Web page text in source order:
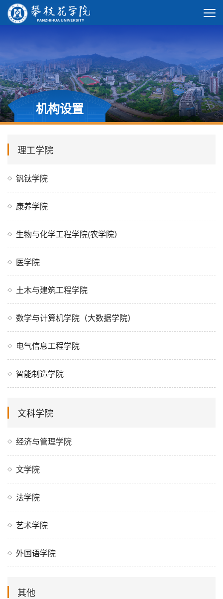
机构设置
理工学院
钒钛学院
康养学院
生物与化学工程学院(农学院）
医学院
土木与建筑工程学院
数学与计算机学院（大数据学院）
电气信息工程学院
智能制造学院
文科学院
经济与管理学院
文学院
法学院
艺术学院
外国语学院
其他